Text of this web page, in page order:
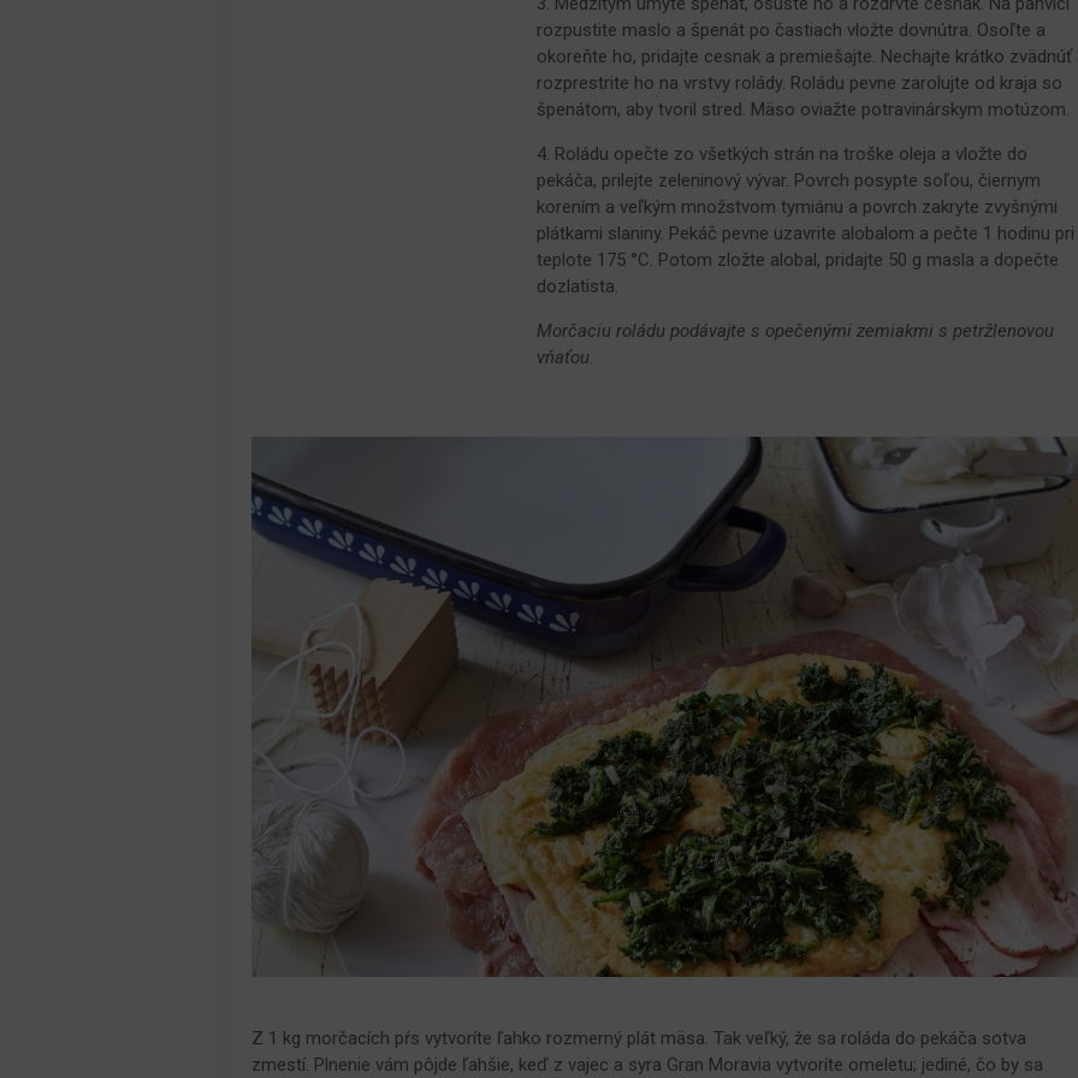
rozpustite maslo a špenát po častiach vložte dovnútra. Osoľte a
okoreňte ho, pridajte cesnak a premiešajte. Nechajte krátko zvädnúť
rozprestrite ho na vrstvy rolády. Roládu pevne zarolujte od kraja so
špenátom, aby tvoril stred. Mäso oviažte potravinárskym motúzom.
4. Roládu opečte zo všetkých strán na troške oleja a vložte do
pekáča, prilejte zeleninový vývar. Povrch posypte soľou, čiernym
korením a veľkým množstvom tymiánu a povrch zakryte zvyšnými
plátkami slaniny. Pekáč pevne uzavrite alobalom a pečte 1 hodinu pri
teplote 175 °C. Potom zložte alobal, pridajte 50 g masla a dopečte
dozlatista.
Morčaciu roládu podávajte s opečenými zemiakmi s petržlenovou
vňaťou.
Z 1 kg morčacích pŕs vytvoríte ľahko rozmerný plát mäsa. Tak veľký, že sa roláda do pekáča sotva
zmestí. Plnenie vám pôjde ľahšie, keď z vajec a syra Gran Moravia vytvoríte omeletu; jediné, čo by sa